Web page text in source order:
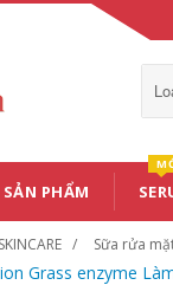
SẢN PHẨM
Sữa rửa
Grass enzyme